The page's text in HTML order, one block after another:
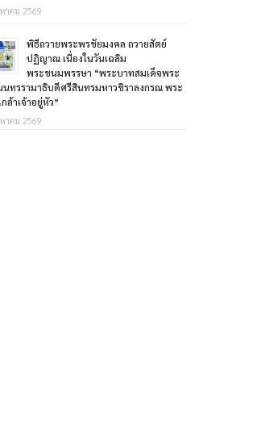
าคม 2569
พิธีถวายพระพรชัยมงคล ถวายสัตย์
ปฏิญาณ เนื่องในวันเฉลิม
พระชนมพรรษา “พระบาทสมเด็จพระ
นทรรามาธิบดีศรีสินทรมหาวชิราลงกรณ พระ
กล้าเจ้าอยู่หัว”
าคม 2569